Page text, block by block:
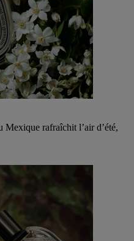
Mexique rafraîchit l’air d’été,